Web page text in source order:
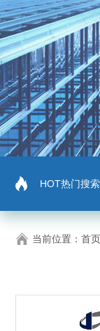
HOT热门搜索
当前位置： 首页